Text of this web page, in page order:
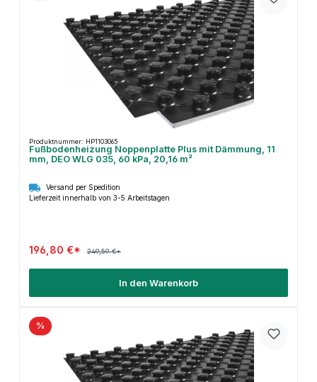
Produktnummer: HP1103065
Fußbodenheizung Noppenplatte Plus mit Dämmung, 11
mm, DEO WLG 035, 60 kPa, 20,16 m²
Versand per Spedition
Lieferzeit innerhalb von 3-5 Arbeitstagen
196,80 €* 249,59 €*
In den Warenkorb
%